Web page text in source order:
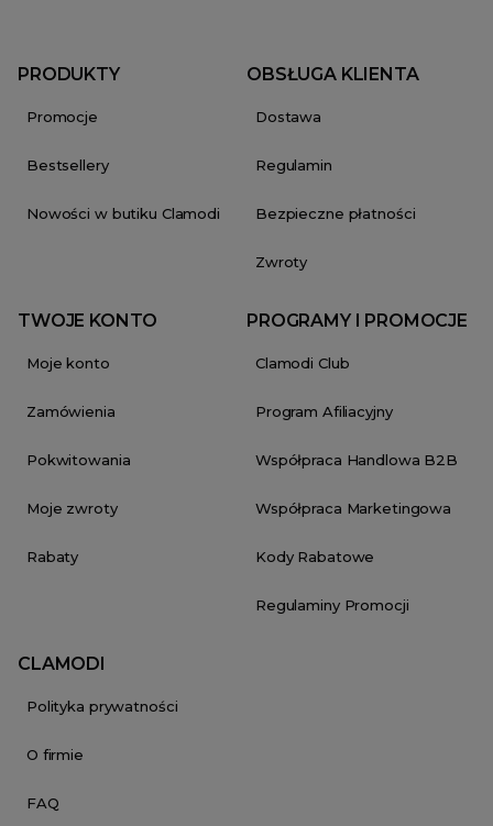
PRODUKTY
Promocje
Bestsellery
Nowości w butiku Clamodi
OBSŁUGA KLIENTA
Dostawa
Regulamin
Bezpieczne płatności
Zwroty
TWOJE KONTO
Moje konto
Zamówienia
Pokwitowania
Moje zwroty
Rabaty
PROGRAMY I PROMOCJE
Clamodi Club
Program Afiliacyjny
Współpraca Handlowa B2B
Współpraca Marketingowa
Kody Rabatowe
Regulaminy Promocji
CLAMODI
Polityka prywatności
O firmie
FAQ